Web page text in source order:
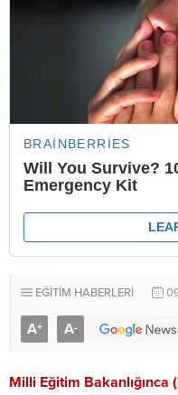
EĞİTİM HABERLERİ
A+ A-
Milli Eğitim